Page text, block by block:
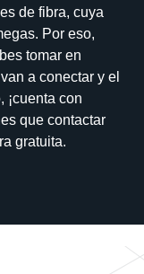
de fibra, cuya
Por eso,
tomar en
a conectar y el
¡cuenta con
que contactar
gratuita.